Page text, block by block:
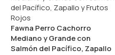
Fawna Perro Cachorro
Mediano y Grande con
Salmón del Pacífico, Zapallo